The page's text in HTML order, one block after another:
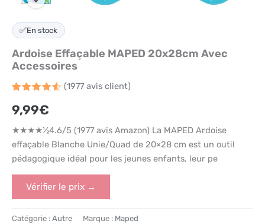
✅En stock
Ardoise Effaçable MAPED 20x28cm Avec
Accessoires
sur 5
basé
notations
client
(1977avis client)
9,99€
★★★★½4.6/5 (1977 avis Amazon) La MAPED Ardoise
effaçable Blanche Unie/Quad de 20×28 cm est un outil
pédagogique idéal pour les jeunes enfants, leur pe
Vérifier le prix →
Catégorie : Autre Marque : Maped